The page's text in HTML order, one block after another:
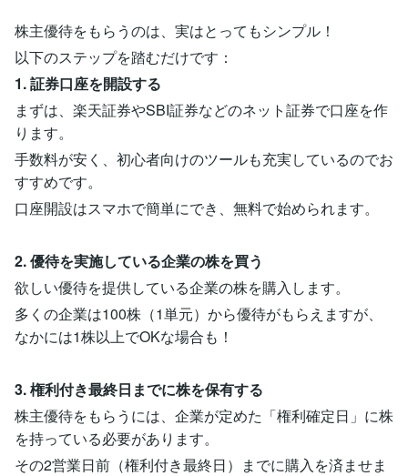
株主優待をもらうのは、実はとってもシンプル！
以下のステップを踏むだけです：
1. 証券口座を開設する
まずは、楽天証券やSBI証券などのネット証券で口座を作
ります。
手数料が安く、初心者向けのツールも充実しているのでお
すすめです。
口座開設はスマホで簡単にでき、無料で始められます。
2. 優待を実施している企業の株を買う
欲しい優待を提供している企業の株を購入します。
多くの企業は100株（1単元）から優待がもらえますが、
なかには1株以上でOKな場合も！
3. 権利付き最終日までに株を保有する
株主優待をもらうには、企業が定めた「権利確定日」に株
を持っている必要があります。
その2営業日前（権利付き最終日）までに購入を済ませま